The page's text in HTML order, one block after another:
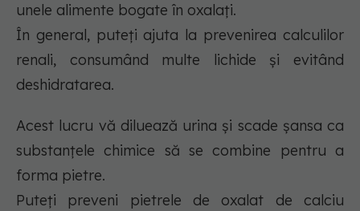
unele alimente bogate în oxalați.
În general, puteți ajuta la prevenirea calculilor
renali, consumând multe lichide și evitând
deshidratarea.
Acest lucru vă diluează urina și scade șansa ca
substanțele chimice să se combine pentru a
forma pietre.
Puteți preveni pietrele de oxalat de calciu